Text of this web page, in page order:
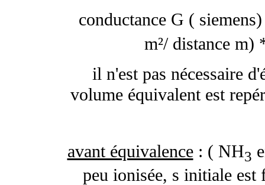
conductance G (
m²/ distance
il n'est pas nécessaire
volume équivalent est
avant équivalence: ( NH3
peu ionisée, s initiale est